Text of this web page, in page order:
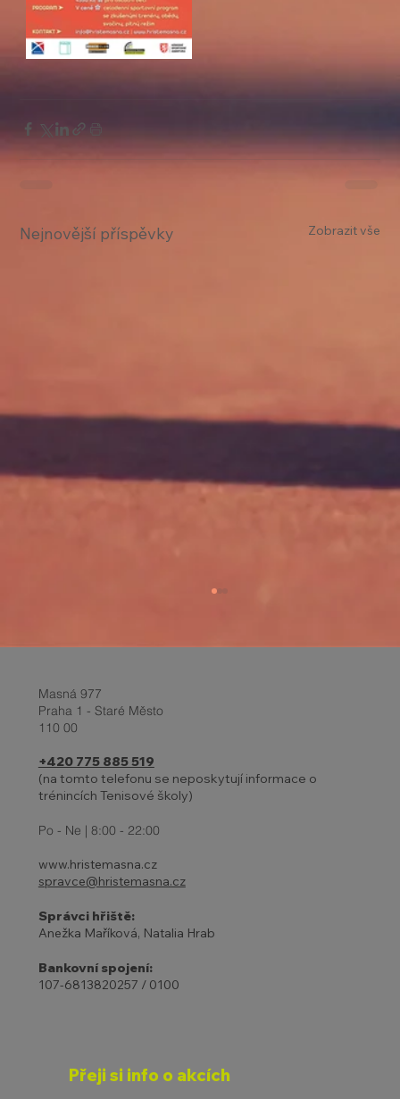
Nejnovější příspěvky Zobrazit vše
Report z turnaje a Velikonoční
Masná 977
Praha 1 - Staré Město
110 00
+420 775 885 519
(na tomto telefonu se neposkytují informace o
trénincích Tenisové školy)
Po - Ne | 8:00 - 22:00
www.hristemasna.cz
spravce@hristemasna.cz
Správci hřiště:
Anežka Maříková, Natalia Hrab
Bankovní spojení:
107-6813820257 / 0100
Přeji si info o akcích